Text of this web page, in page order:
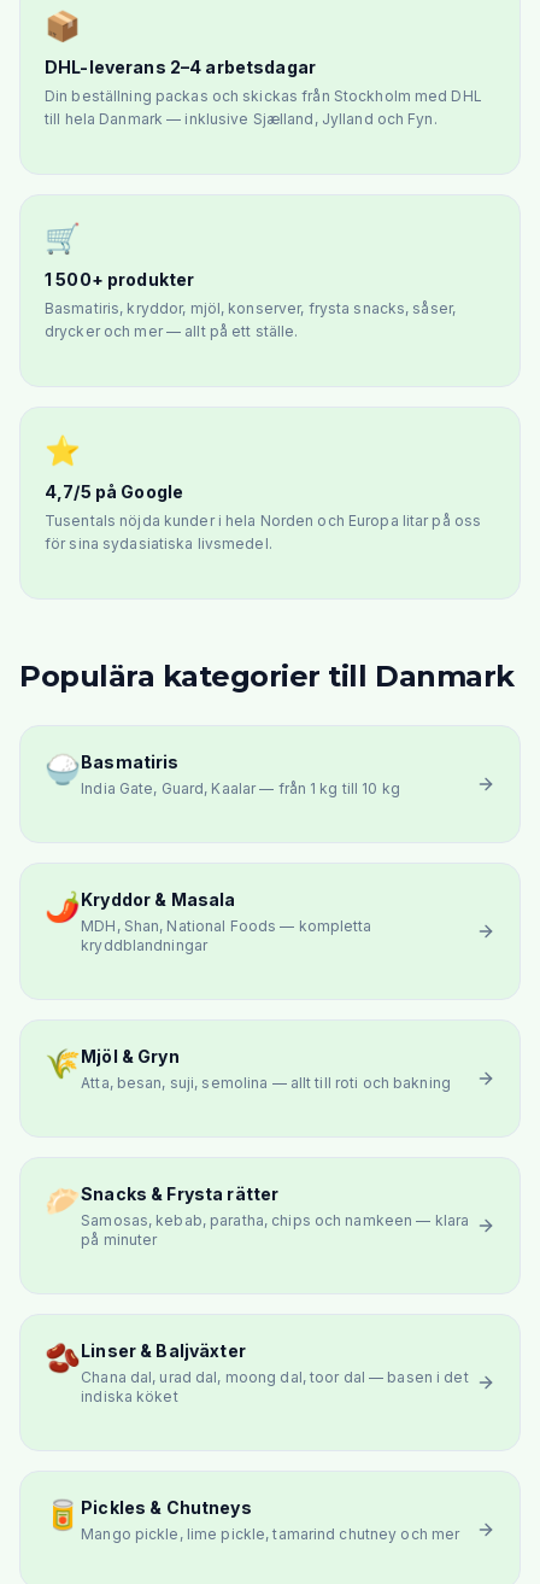
📦
DHL-leverans 2–4 arbetsdagar
Din beställning packas och skickas från Stockholm med DHL
till hela Danmark — inklusive Sjælland, Jylland och Fyn.
🛒
1 500+ produkter
Basmatiris, kryddor, mjöl, konserver, frysta snacks, såser,
drycker och mer — allt på ett ställe.
⭐
4,7/5 på Google
Tusentals nöjda kunder i hela Norden och Europa litar på oss
för sina sydasiatiska livsmedel.
Populära kategorier till Danmark
🍚Basmatiris
India Gate, Guard, Kaalar — från 1 kg till 10 kg
🌶️Kryddor & Masala
MDH, Shan, National Foods — kompletta
kryddblandningar
🌾Mjöl & Gryn
Atta, besan, suji, semolina — allt till roti och bakning
🥟Snacks & Frysta rätter
Samosas, kebab, paratha, chips och namkeen — klara
på minuter
🫘Linser & Baljväxter
Chana dal, urad dal, moong dal, toor dal — basen i det
indiska köket
🥫 Pickles & Chutneys
Mango pickle, lime pickle, tamarind chutney och mer